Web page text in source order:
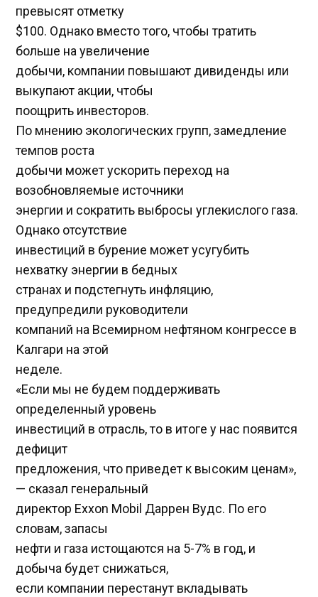
превысят отметку
$100. Однако вместо того, чтобы тратить
больше на увеличение
добычи, компании повышают дивиденды или
выкупают акции, чтобы
поощрить инвесторов.
По мнению экологических групп, замедление
темпов роста
добычи может ускорить переход на
возобновляемые источники
энергии и сократить выбросы углекислого газа.
Однако отсутствие
инвестиций в бурение может усугубить
нехватку энергии в бедных
странах и подстегнуть инфляцию,
предупредили руководители
компаний на Всемирном нефтяном конгрессе в
Калгари на этой
неделе.
«Если мы не будем поддерживать
определенный уровень
инвестиций в отрасль, то в итоге у нас появится
дефицит
предложения, что приведет к высоким ценам»,
— сказал генеральный
директор Exxon Mobil Даррен Вудс. По его
словам, запасы
нефти и газа истощаются на 5-7% в год, и
добыча будет снижаться,
если компании перестанут вкладывать